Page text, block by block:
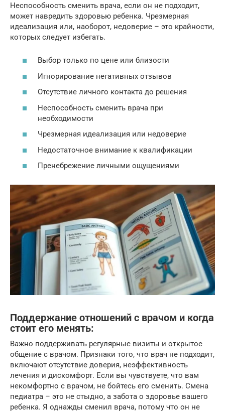
Неспособность сменить врача, если он не подходит,
может навредить здоровью ребенка. Чрезмерная
идеализация или, наоборот, недоверие – это крайности,
которых следует избегать.
Выбор только по цене или близости
Игнорирование негативных отзывов
Отсутствие личного контакта до решения
Неспособность сменить врача при
необходимости
Чрезмерная идеализация или недоверие
Недостаточное внимание к квалификации
Пренебрежение личными ощущениями
Поддержание отношений с врачом и когда
стоит его менять:
Важно поддерживать регулярные визиты и открытое
общение с врачом. Признаки того, что врач не подходит,
включают отсутствие доверия, неэффективность
лечения и дискомфорт. Если вы чувствуете, что вам
некомфортно с врачом, не бойтесь его сменить. Смена
педиатра – это не стыдно, а забота о здоровье вашего
ребенка. Я однажды сменил врача, потому что он не